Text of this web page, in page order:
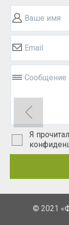
Ваше имя
Email
Сообщение
Я
© 2021 «